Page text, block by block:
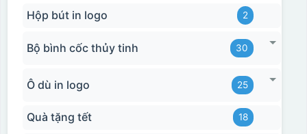
Hộp bút in logo 2
Bộ bình cốc thủy tinh 30
Ô dù in logo 25
Quà tặng tết 18